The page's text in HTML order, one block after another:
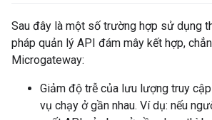
Sau đây là một số trường hợp sử dụng
pháp quản lý API đám mây kết hợp,
Microgateway:
Giảm độ trễ của lưu lượng truy
vụ chạy ở gần nhau. Ví dụ: nếu